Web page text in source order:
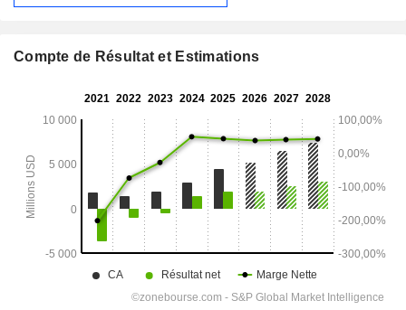
Compte de Résultat et Estimations